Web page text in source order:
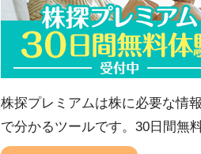
株探プレミアムは株に必要な情
で分かるツールです。30日間無料